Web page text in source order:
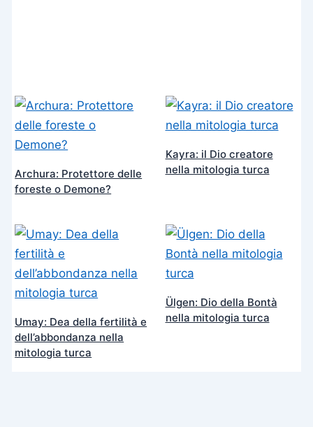
Archura: Protettore delle
foreste o Demone?
Kayra: il Dio creatore
nella mitologia turca
Umay: Dea della fertilità e
dell’abbondanza nella
mitologia turca
Ülgen: Dio della Bontà
nella mitologia turca